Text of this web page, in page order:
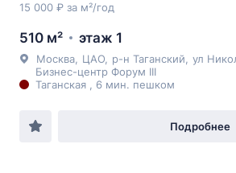
15 000 ₽ за м²/год
510 м² этаж 1
Москва ЦАО р-н Таганский ул
Бизнес-центр Форум III
Таганская , 6 мин. пешком
Подробнее